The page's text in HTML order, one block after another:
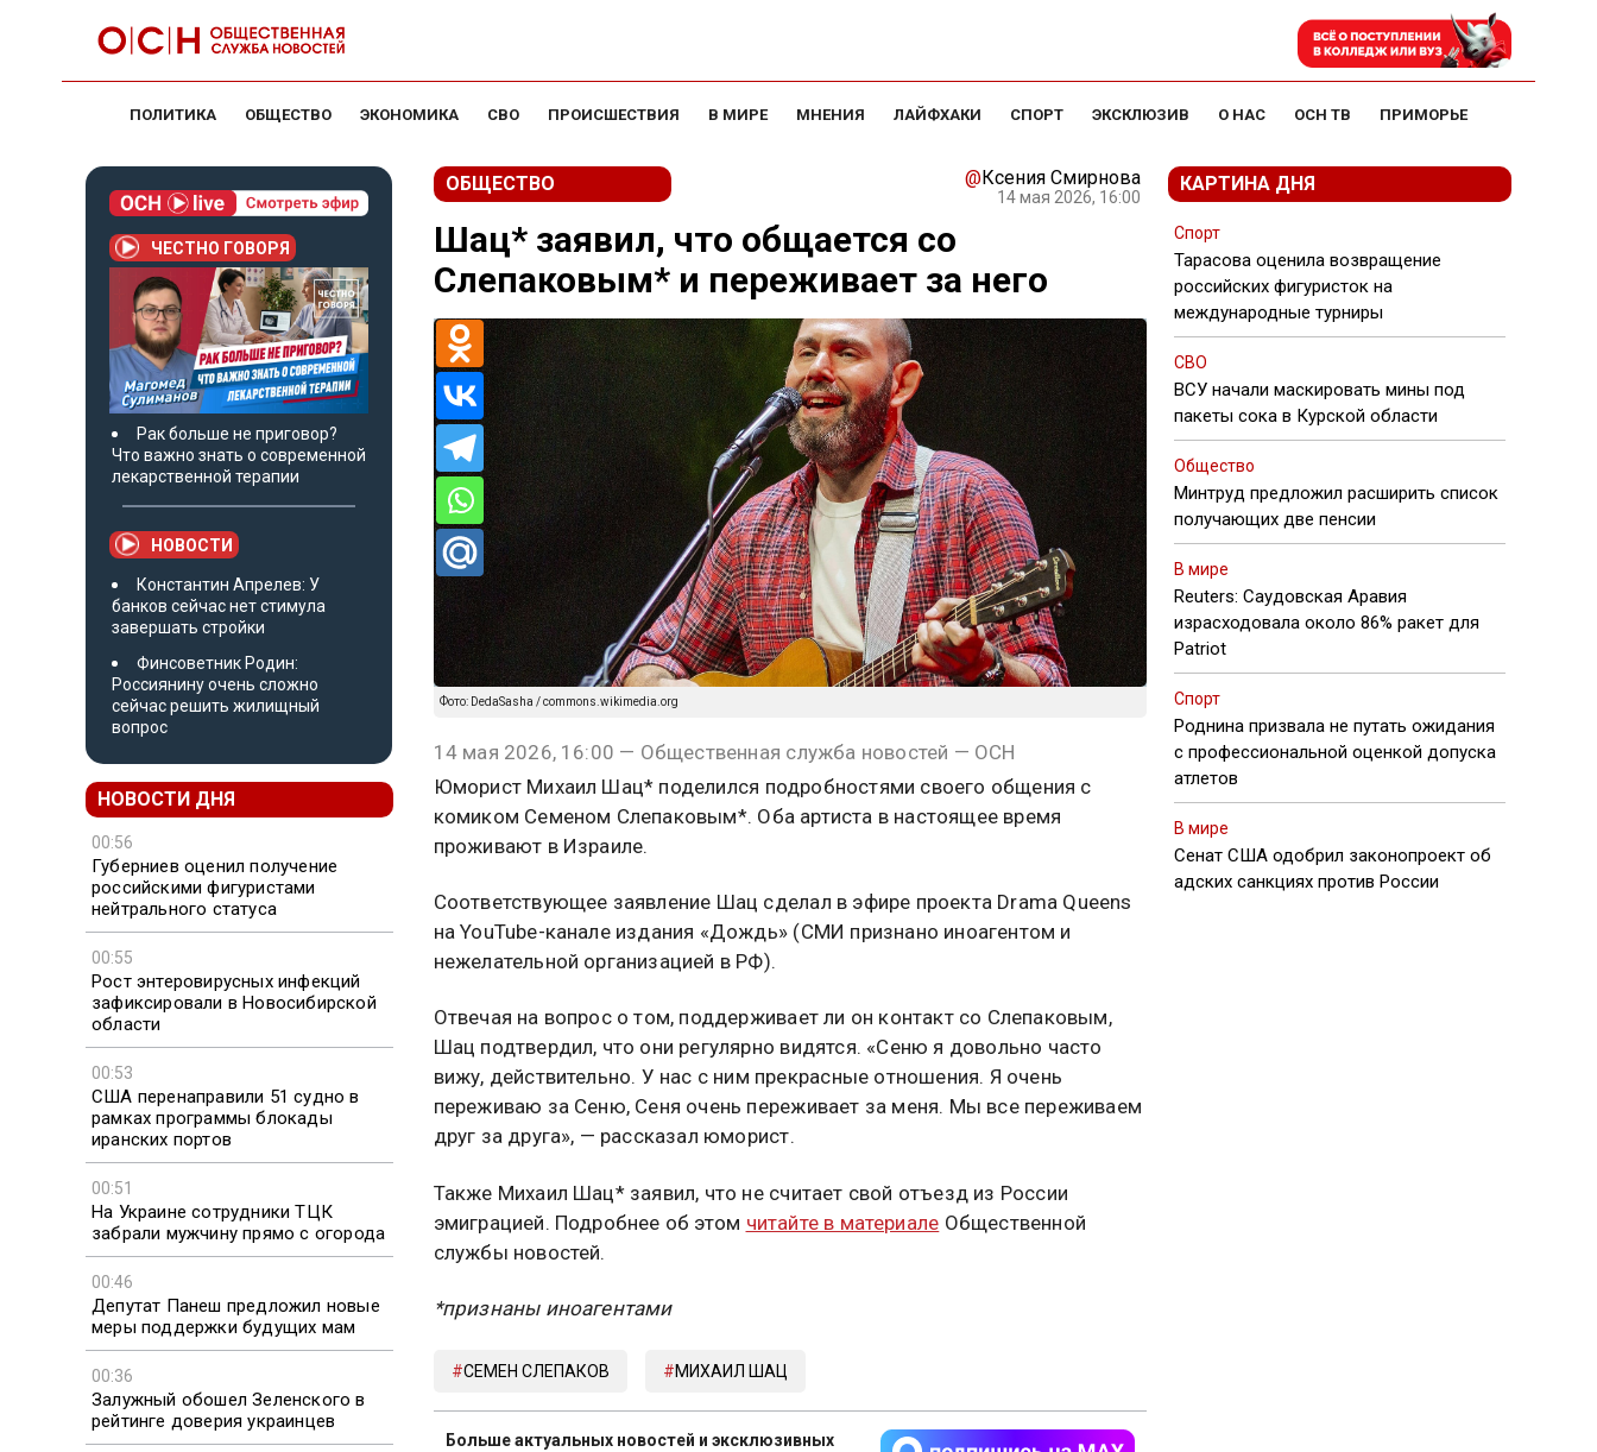
ПОЛИТИКА ОБЩЕСТВО ЭКОНОМИКА СВО ПРОИСШЕСТВИЯ В МИРЕ МНЕНИЯ ЛАЙФХАКИ СПОРТ ЭКСКЛЮЗИВ О НАС ОСН ТВ ПРИМОРЬЕ
ЧЕСТНО ГОВОРЯ
Рак больше не приговор?
Что важно знать о современной
лекарственной терапии
НОВОСТИ
Константин Апрелев: У
банков сейчас нет стимула
завершать стройки
Финсоветник Родин:
Россиянину очень сложно
сейчас решить жилищный
вопрос
НОВОСТИ ДНЯ
00:56
Губерниев оценил получение
российскими фигуристами
нейтрального статуса
00:55
Рост энтеровирусных инфекций
зафиксировали в Новосибирской
области
00:53
США перенаправили 51 судно в
рамках программы блокады
иранских портов
00:51
На Украине сотрудники ТЦК
забрали мужчину прямо с огорода
00:46
Депутат Панеш предложил новые
меры поддержки будущих мам
00:36
Залужный обошел Зеленского в
рейтинге доверия украинцев
ОБЩЕСТВО @Ксения Смирнова
14 мая 2026, 16:00
Шац* заявил, что общается со
Слепаковым* и переживает за него
Фото: DedaSasha / commons.wikimedia.org
14 мая 2026, 16:00 — Общественная служба новостей — ОСН
Юморист Михаил Шац* поделился подробностями своего общения с
комиком Семеном Слепаковым*. Оба артиста в настоящее время
проживают в Израиле.
Соответствующее заявление Шац сделал в эфире проекта Drama Queens
на YouTube-канале издания «Дождь» (СМИ признано иноагентом и
нежелательной организацией в РФ).
Отвечая на вопрос о том, поддерживает ли он контакт со Слепаковым,
Шац подтвердил, что они регулярно видятся. «Сеню я довольно часто
вижу, действительно. У нас с ним прекрасные отношения. Я очень
переживаю за Сеню, Сеня очень переживает за меня. Мы все переживаем
друг за друга», — рассказал юморист.
Также Михаил Шац* заявил, что не считает свой отъезд из России
эмиграцией. Подробнее об этом читайте в материале Общественной
службы новостей.
*признаны иноагентами
СЕМЕН СЛЕПАКОВ МИХАИЛ ШАЦ
Больше актуальных новостей и эксклюзивных
КАРТИНА ДНЯ
Спорт
Тарасова оценила возвращение
российских фигуристок на
международные турниры
СВО
ВСУ начали маскировать мины под
пакеты сока в Курской области
Общество
Минтруд предложил расширить список
получающих две пенсии
В мире
Reuters: Саудовская Аравия
израсходовала около 86% ракет для
Patriot
Спорт
Роднина призвала не путать ожидания
с профессиональной оценкой допуска
атлетов
В мире
Сенат США одобрил законопроект об
адских санкциях против России